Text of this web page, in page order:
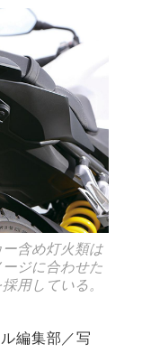
含め灯火類は
ジに合わせた
用している。
編集部／写